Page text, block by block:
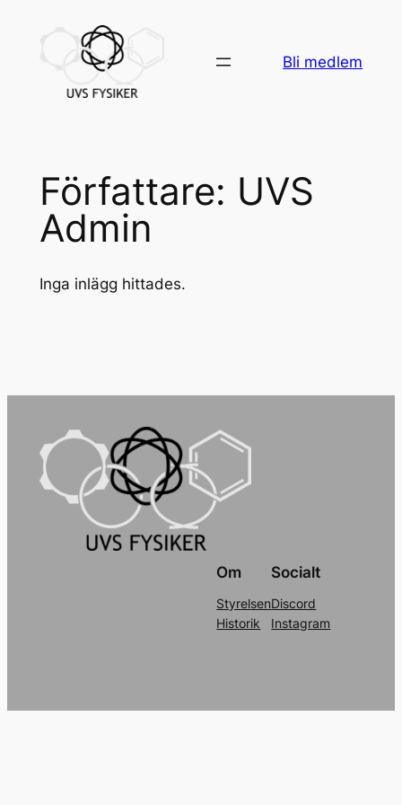
Bli medlem
Författare: UVS
Admin
Inga inlägg hittades.
Om
Styrelsen
Historik
Socialt
Discord
Instagram